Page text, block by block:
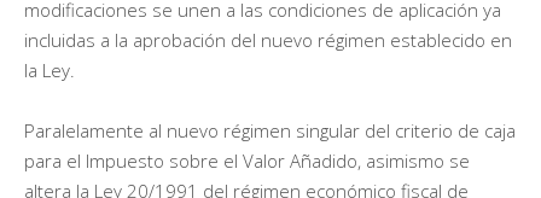
modificaciones se unen a las condiciones de aplicación ya
incluidas a la aprobación del nuevo régimen establecido en
la Ley.
Paralelamente al nuevo régimen singular del criterio de caja
para el Impuesto sobre el Valor Añadido, asimismo se
altera la Ley 20/1991 del régimen económico fiscal de